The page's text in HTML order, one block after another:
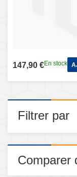
147,90 €En stock
Filtrer par
Comparer